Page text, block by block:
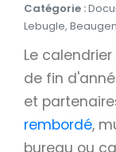
Flyers
Brochures
Dépliants
Affiches
DEVIS
Catégorie :
Lebugle,
Le
de fin
et
rembordé,
bureau ou